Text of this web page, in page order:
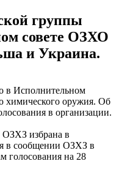
группы
совете ОЗХО
и Украина.
в Исполнительном
химического оружия. Об
в организации.
ОЗХЗ избрана в
в сообщении ОЗХЗ в
голосования на 28